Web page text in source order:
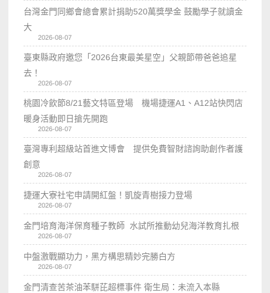
台灣金門同鄉會總會累計捐助520萬獎學金 鼓勵學子就讀金
大
2026-08-07
臺東縣政府邀您「2026台東最美星空」父親節帶爸爸追星
去！
2026-08-07
桃園冷飲節8/21藝文特區登場 機場捷運A1、A12站快閃店
暖身活動即日搶先開跑
2026-08-07
臺灣專利超級站首進文博會 提供免費智財諮詢助創作者護
創意
2026-08-07
捷運大寮社宅申請開紅盤！凱旋青樹接力登場
2026-08-07
金門培育海洋保育種子教師 水試所推動幼兒海洋教育扎根
2026-08-07
中盤激戰顯功力，黑方構思精妙完勝白方
2026-08-07
金門清查苦茶油苯駢芘超標事件 衛生局：未流入本縣